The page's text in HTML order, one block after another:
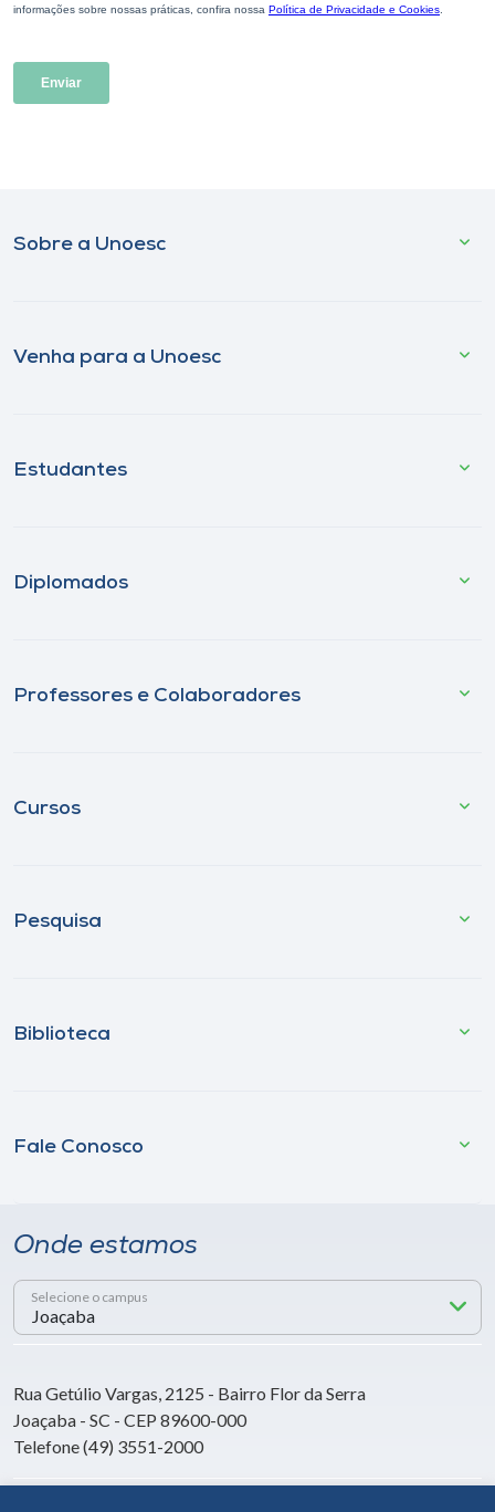
Sobre a Unoesc
Venha para a Unoesc
Estudantes
Diplomados
Professores e Colaboradores
Cursos
Pesquisa
Biblioteca
Fale Conosco
Onde estamos
Selecione o campus
Rua Getúlio Vargas, 2125 - Bairro Flor da Serra
Joaçaba - SC - CEP 89600-000
Telefone (49) 3551-2000